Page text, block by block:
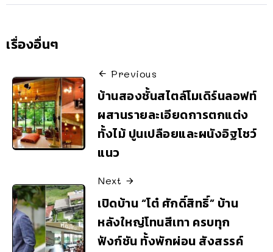
เรื่องอื่นๆ
Previous
บ้านสองชั้นสไตล์โมเดิร์นลอฟท์
ผสานรายละเอียดการตกแต่ง
ทั้งไม้ ปูนเปลือยและผนังอิฐโชว์
แนว
Next
เปิดบ้าน “โต๋ ศักดิ์สิทธิ์” บ้าน
หลังใหญ่โทนสีเทา ครบทุก
ฟังก์ชัน ทั้งพักผ่อน สังสรรค์